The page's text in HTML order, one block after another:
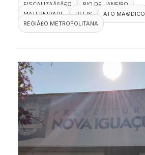
FISCALIZAÃ§Ã£O
RIO DE JANEIRO
MATERNIDADE
DEFIS
ATO MÃ©DICO
REGIÃ£O METROPOLITANA